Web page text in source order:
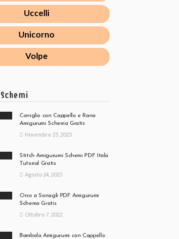
Uccelli
Unicorno
Volpe
Coniglio con Cappello e Rana
Amigurumi Schema Gratis
Novembre 25, 2025
Stitch Amigurumi Schemi PDF Itala
Tutorial Gratis
Agosto 24, 2025
Orso a Sonagli PDF Amigurumi
Schema Gratis
Ottobre 7, 2022
Bambola Amigurumi con Cappello